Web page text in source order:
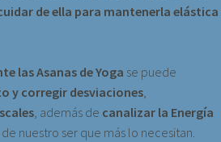
de ella para mantenerla elástica
las Asanas de Yoga se puede
y corregir desviaciones,
, además de canalizar la Energía
nuestro ser que más lo necesitan.